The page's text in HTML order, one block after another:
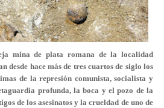
mina de plata romana de la localidad
desde hace más de tres cuartos de siglo los
de la represión comunista, socialista y
profunda,la boca y el pozo de la
de los asesinatos y la crueldad de uno de